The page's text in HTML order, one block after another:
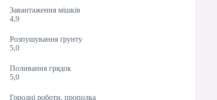
Завантаження мішків
4,9
Розпушування ґрунту
5,0
Поливання грядок
5,0
Городні роботи, прополка